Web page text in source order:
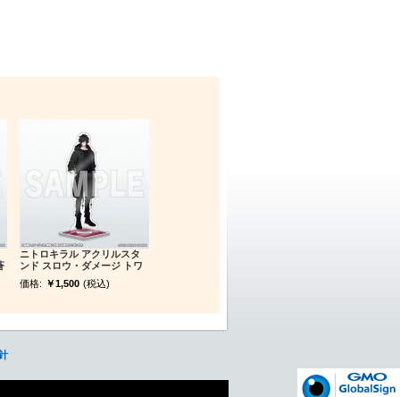
ニトロキラル アクリルスタ
ンド スロウ・ダメージ トワ
価格: ￥1,500 (税込)